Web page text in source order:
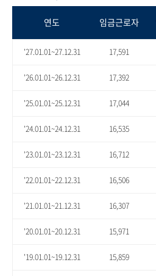
연도 임금근로자
'27.01.01~27.12.31 17,591
'26.01.01~26.12.31 17,392
'25.01.01~25.12.31 17,044
'24.01.01~24.12.31 16,535
'23.01.01~23.12.31 16,712
'22.01.01~22.12.31 16,506
'21.01.01~21.12.31 16,307
'20.01.01~20.12.31 15,971
'19.01.01~19.12.31 15,859